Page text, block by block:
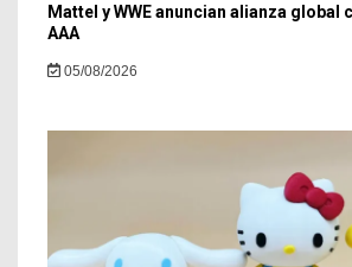
Mattel y WWE anuncian alianza global
AAA
05/08/2026